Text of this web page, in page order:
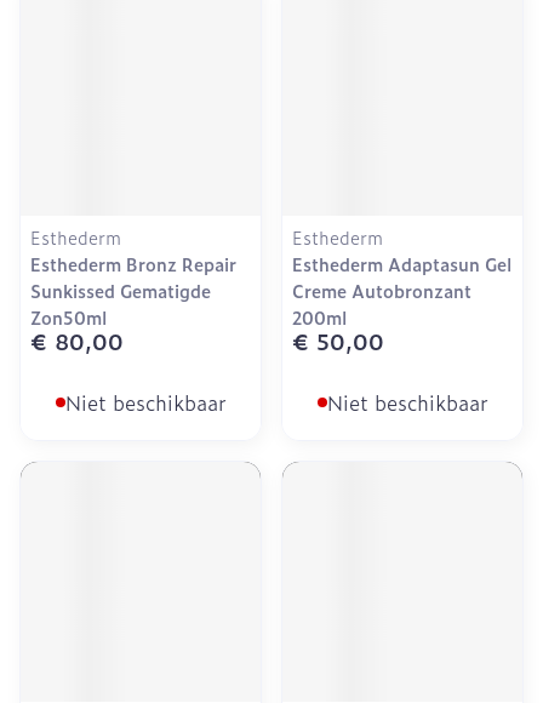
Esthederm
Esthederm Bronz Repair
Sunkissed Gematigde
Zon50ml
€ 80,00
Niet beschikbaar
Esthederm
Esthederm Adaptasun Gel
Creme Autobronzant
200ml
€ 50,00
Niet beschikbaar